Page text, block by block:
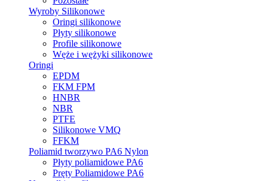
Wyroby Silikonowe
Oringi silikonowe
Płyty silikonowe
Profile silikonowe
Węże i wężyki silikonowe
Oringi
EPDM
FKM FPM
HNBR
NBR
PTFE
Silikonowe VMQ
FFKM
Poliamid tworzywo PA6 Nylon
Płyty poliamidowe PA6
Pręty Poliamidowe PA6